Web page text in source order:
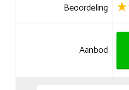
Beoordeling
Aanbod